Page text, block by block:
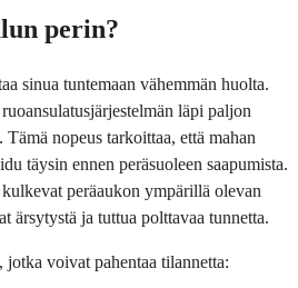
perin?
sinua tuntemaan vähemmän huolta.
läpi paljon
nopeus tarkoittaa, että mahan
täysin ennen peräsuoleen saapumista.
peräaukon ympärillä olevan
ärsytystä ja tuttua polttavaa tunnetta.
voivat pahentaa tilannetta: